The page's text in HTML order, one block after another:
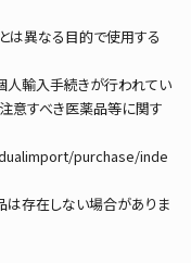
は異なる目的で使用する
人輸入手続きが行われてい
意すべき医薬品等に関す
purchase/inde
は存在しない場合がありま